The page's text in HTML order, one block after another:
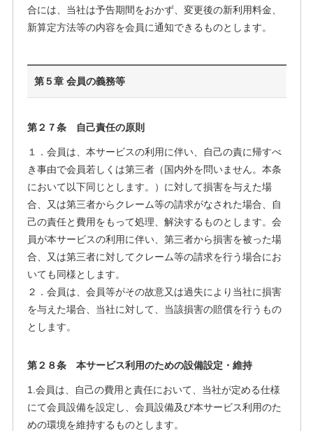
合には、当社は予告期間をおかず、変更後の新利用料金、
新算定方法等の内容を会員に通知できるものとします。
第５章 会員の義務等
第２７条 自己責任の原則
１．会員は、本サービスの利用に伴い、自己の責に帰すべ
き事由で会員若しくは第三者（国内外を問いません。本条
において以下同じとします。）に対して損害を与えた場
合、又は第三者からクレーム等の請求がなされた場合、自
己の責任と費用をもって処理、解決するものとします。会
員が本サービスの利用に伴い、第三者から損害を被った場
合、又は第三者に対してクレーム等の請求を行う場合にお
いても同様とします。
２．会員は、会員等がその故意又は過失により当社に損害
を与えた場合、当社に対して、当該損害の賠償を行うもの
とします。
第２８条 本サービス利用のための設備設定・維持
1.会員は、自己の費用と責任において、当社が定める仕様
にて会員設備を設定し、会員設備及び本サービス利用のた
めの環境を維持するものとします。